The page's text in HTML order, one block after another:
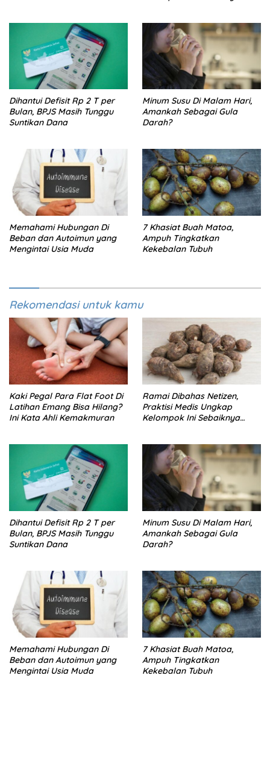
Dihantui Defisit Rp 2 T per
Bulan, BPJS Masih Tunggu
Suntikan Dana
Minum Susu Di Malam Hari,
Amankah Sebagai Gula
Darah?
Memahami Hubungan Di
Beban dan Autoimun yang
Mengintai Usia Muda
7 Khasiat Buah Matoa,
Ampuh Tingkatkan
Kekebalan Tubuh
Rekomendasi untuk kamu
Kaki Pegal Para Flat Foot Di
Latihan Emang Bisa Hilang?
Ini Kata Ahli Kemakmuran
Ramai Dibahas Netizen,
Praktisi Medis Ungkap
Kelompok Ini Sebaiknya
Dihantui Defisit Rp 2 T per
Bulan, BPJS Masih Tunggu
Suntikan Dana
Minum Susu Di Malam Hari,
Amankah Sebagai Gula
Darah?
Memahami Hubungan Di
Beban dan Autoimun yang
Mengintai Usia Muda
7 Khasiat Buah Matoa,
Ampuh Tingkatkan
Kekebalan Tubuh